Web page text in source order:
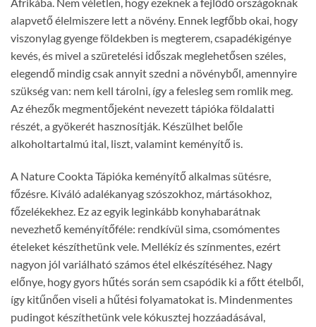
alapvető élelmiszere lett a növény. Ennek legfőbb okai, hogy
viszonylag gyenge földekben is megterem, csapadékigénye
kevés, és mivel a szüretelési időszak meglehetősen széles,
elegendő mindig csak annyit szedni a növényből, amennyire
szükség van: nem kell tárolni, így a felesleg sem romlik meg.
Az éhezők megmentőjeként nevezett tápióka földalatti
részét, a gyökerét hasznosítják. Készülhet belőle
alkoholtartalmú ital, liszt, valamint keményítő is.
A Nature Cookta Tápióka keményítő alkalmas sütésre,
főzésre. Kiváló adalékanyag szószokhoz, mártásokhoz,
főzelékekhez. Ez az egyik leginkább konyhabarátnak
nevezhető keményítőféle: rendkívül sima, csomómentes
ételeket készíthetünk vele. Mellékíz és színmentes, ezért
nagyon jól variálható számos étel elkészítéséhez. Nagy
előnye, hogy gyors hűtés során sem csapódik ki a főtt ételből,
így kitűnően viseli a hűtési folyamatokat is. Mindenmentes
pudingot készíthetünk vele kókusztej hozzáadásával,